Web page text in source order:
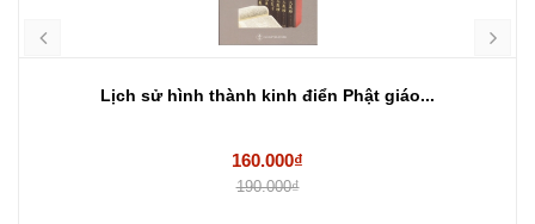
Lịch sử hình thành kinh điển Phật giáo...
160.000₫
190.000₫